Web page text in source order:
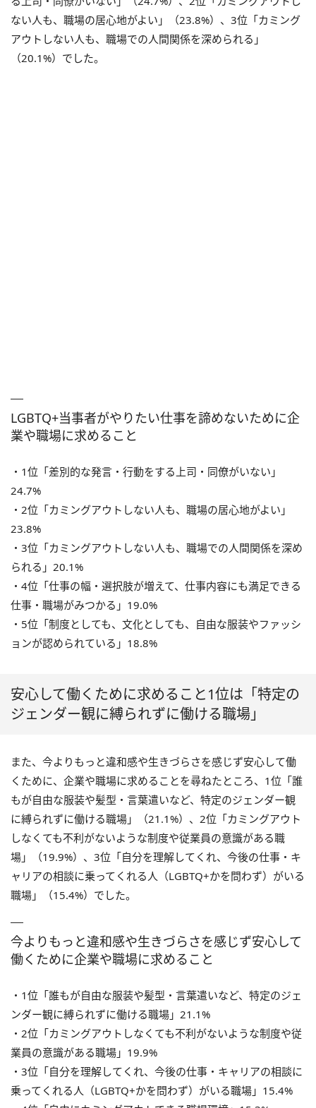
ない人も、職場の居心地がよい」（23.8%）、3位「カミング
アウトしない人も、職場での人間関係を深められる」
（20.1%）でした。
LGBTQ+当事者がやりたい仕事を諦めないために企
業や職場に求めること
・1位「差別的な発言・行動をする上司・同僚がいない」
24.7%
・2位「カミングアウトしない人も、職場の居心地がよい」
23.8%
・3位「カミングアウトしない人も、職場での人間関係を深め
られる」20.1%
・4位「仕事の幅・選択肢が増えて、仕事内容にも満足できる
仕事・職場がみつかる」19.0%
・5位「制度としても、文化としても、自由な服装やファッシ
ョンが認められている」18.8%
安心して働くために求めること1位は「特定の
ジェンダー観に縛られずに働ける職場」
また、今よりもっと違和感や生きづらさを感じず安心して働
くために、企業や職場に求めることを尋ねたところ、1位「誰
もが自由な服装や髪型・言葉遣いなど、特定のジェンダー観
に縛られずに働ける職場」（21.1%）、2位「カミングアウト
しなくても不利がないような制度や従業員の意識がある職
場」（19.9%）、3位「自分を理解してくれ、今後の仕事・キ
ャリアの相談に乗ってくれる人（LGBTQ+かを問わず）がいる
職場」（15.4%）でした。
今よりもっと違和感や生きづらさを感じず安心して
働くために企業や職場に求めること
・1位「誰もが自由な服装や髪型・言葉遣いなど、特定のジェ
ンダー観に縛られずに働ける職場」21.1%
・2位「カミングアウトしなくても不利がないような制度や従
業員の意識がある職場」19.9%
・3位「自分を理解してくれ、今後の仕事・キャリアの相談に
乗ってくれる人（LGBTQ+かを問わず）がいる職場」15.4%